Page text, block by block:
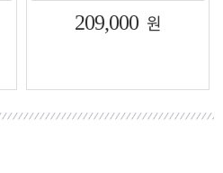
209,000 원